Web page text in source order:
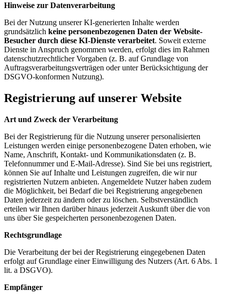
Hinweise zur Datenverarbeitung
Bei der Nutzung unserer KI-generierten Inhalte werden
grundsätzlich keine personenbezogenen Daten der Website-
Besucher durch diese KI-Dienste verarbeitet. Soweit externe
Dienste in Anspruch genommen werden, erfolgt dies im Rahmen
datenschutzrechtlicher Vorgaben (z. B. auf Grundlage von
Auftragsverarbeitungsverträgen oder unter Berücksichtigung der
DSGVO-konformen Nutzung).
Registrierung auf unserer Website
Art und Zweck der Verarbeitung
Bei der Registrierung für die Nutzung unserer personalisierten
Leistungen werden einige personenbezogene Daten erhoben, wie
Name, Anschrift, Kontakt- und Kommunikationsdaten (z. B.
Telefonnummer und E-Mail-Adresse). Sind Sie bei uns registriert,
können Sie auf Inhalte und Leistungen zugreifen, die wir nur
registrierten Nutzern anbieten. Angemeldete Nutzer haben zudem
die Möglichkeit, bei Bedarf die bei Registrierung angegebenen
Daten jederzeit zu ändern oder zu löschen. Selbstverständlich
erteilen wir Ihnen darüber hinaus jederzeit Auskunft über die von
uns über Sie gespeicherten personenbezogenen Daten.
Rechtsgrundlage
Die Verarbeitung der bei der Registrierung eingegebenen Daten
erfolgt auf Grundlage einer Einwilligung des Nutzers (Art. 6 Abs. 1
lit. a DSGVO).
Empfänger